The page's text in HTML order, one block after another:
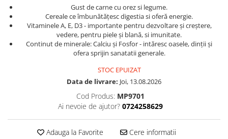
Gust de carne cu orez si legume.
Cereale ce îmbunătățesc digestia si oferă energie.
Vitaminele A, E, D3 - importante pentru dezvoltare și creștere,
vedere, pentru piele și blană, si imunitate.
Continut de minerale: Calciu și Fosfor - intăresc oasele, dinții și
ofera sprijin sanatatii generale.
STOC EPUIZAT
Data de livrare: Joi, 13.08.2026
Cod Produs: MP9701
Ai nevoie de ajutor? 0724258629
Adauga la Favorite Cere informatii